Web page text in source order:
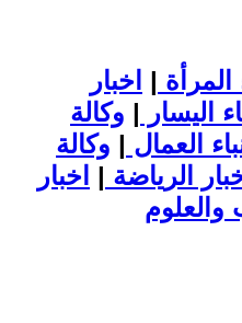
المرأة | اخبار
اليسار | وكالة
العمال | وكالة
الرياضة | اخبار